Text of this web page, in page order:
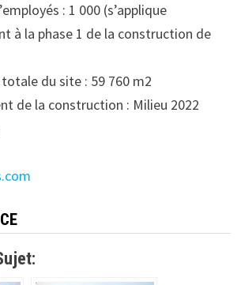
: 1 000 (s’applique
à la phase 1 de la construction de
du site : 59 760 m2
de la construction : Milieu 2022